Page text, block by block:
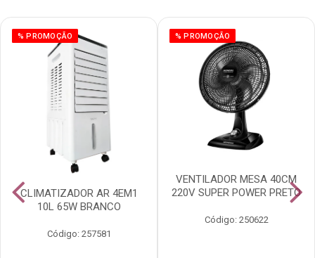
% PROMOÇÃO
CLIMATIZADOR AR 4EM1
10L 65W BRANCO
Código: 257581
% PROMOÇÃO
VENTILADOR MESA 40CM
220V SUPER POWER PRETO
Código: 250622